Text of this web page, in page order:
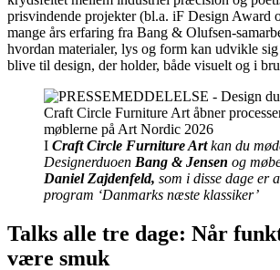
prisvindende projekter (bl.a. iF Design Award
mange års erfaring fra Bang & Olufsen-
hvordan materialer, lys og form kan udvikle
blive til design, der holder, både visuelt og i
I Craft Circle Furniture Artkan du
Designerduoen Bang & Jensen og
Daniel Zajdenfeld, som i disse dage er
program ‘Danmarks næste klassiker’
Talks alle tre dage: Når
være smuk